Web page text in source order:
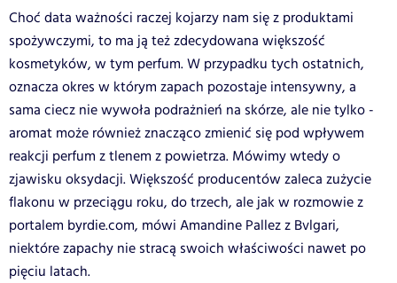
Choć data ważności raczej kojarzy nam się z produktami
spożywczymi, to ma ją też zdecydowana większość
kosmetyków, w tym perfum. W przypadku tych ostatnich,
oznacza okres w którym zapach pozostaje intensywny, a
sama ciecz nie wywoła podrażnień na skórze, ale nie tylko -
aromat może również znacząco zmienić się pod wpływem
reakcji perfum z tlenem z powietrza. Mówimy wtedy o
zjawisku oksydacji. Większość producentów zaleca zużycie
flakonu w przeciągu roku, do trzech, ale jak w rozmowie z
portalem byrdie.com, mówi Amandine Pallez z Bvlgari,
niektóre zapachy nie stracą swoich właściwości nawet po
pięciu latach.